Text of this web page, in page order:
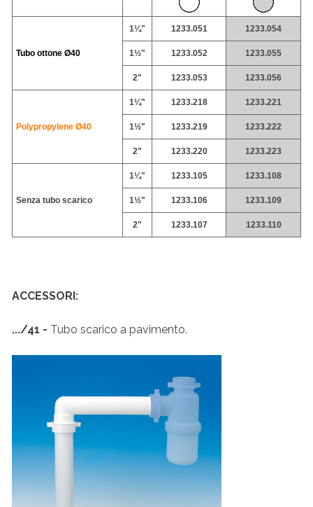
Tubo ottone Ø40
1¼" 1233.051 1233.054
1½" 1233.052 1233.055
2" 1233.053 1233.056
Polypropylene Ø40
1¼" 1233.218 1233.221
1½" 1233.219 1233.222
2" 1233.220 1233.223
Senza tubo scarico
1¼" 1233.105 1233.108
1½" 1233.106 1233.109
2" 1233.107 1233.110
ACCESSORI:
.../41 - Tubo scarico a pavimento.